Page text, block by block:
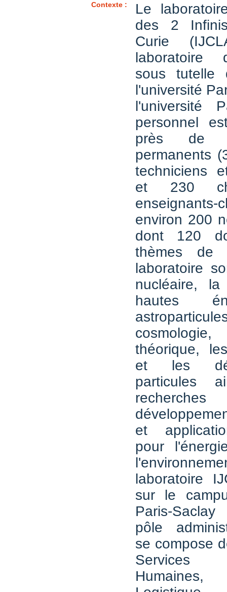
Contexte :
Le
des 2
Curie
laboratoire
sous tutelle
l'université
l'université
personnel
près de
permanents
techniciens
et 230
environ 200
dont 120
thèmes de
laboratoire
nucléaire,
hautes
théorique,
et les
particules
et
pour
laboratoire
sur le
Paris-
pôle
se compose
Services